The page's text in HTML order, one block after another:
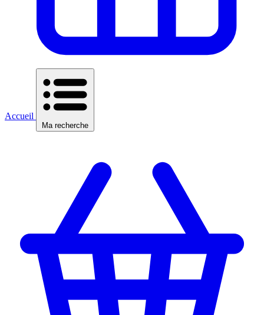
Accueil
Ma recherche